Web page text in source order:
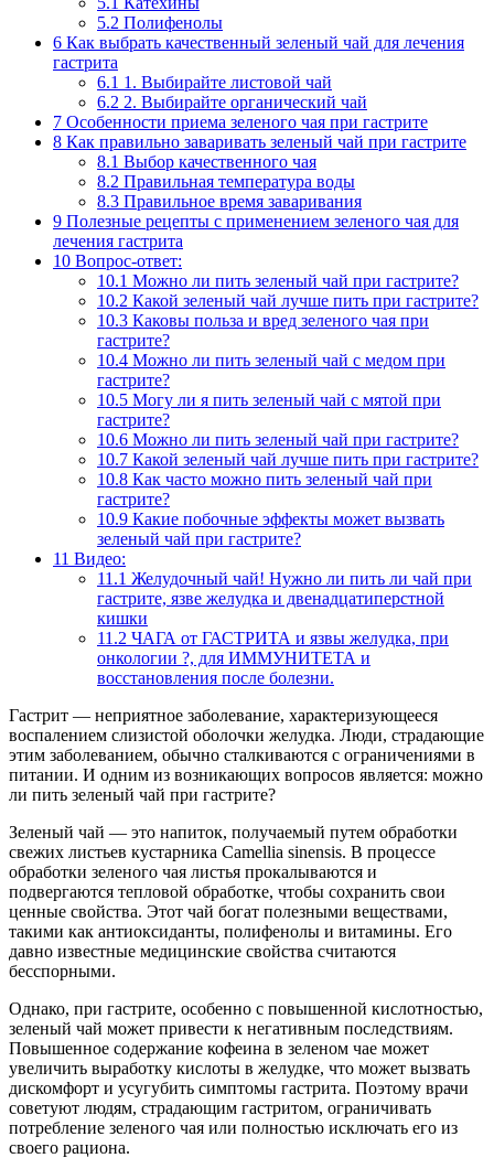
5.2 Полифенолы
6 Как выбрать качественный зеленый чай для лечения
гастрита
6.1 1. Выбирайте листовой чай
6.2 2. Выбирайте органический чай
7 Особенности приема зеленого чая при гастрите
8 Как правильно заваривать зеленый чай при гастрите
8.1 Выбор качественного чая
8.2 Правильная температура воды
8.3 Правильное время заваривания
9 Полезные рецепты с применением зеленого чая для
лечения гастрита
10 Вопрос-ответ:
10.1 Можно ли пить зеленый чай при гастрите?
10.2 Какой зеленый чай лучше пить при гастрите?
10.3 Каковы польза и вред зеленого чая при
гастрите?
10.4 Можно ли пить зеленый чай с медом при
гастрите?
10.5 Могу ли я пить зеленый чай с мятой при
гастрите?
10.6 Можно ли пить зеленый чай при гастрите?
10.7 Какой зеленый чай лучше пить при гастрите?
10.8 Как часто можно пить зеленый чай при
гастрите?
10.9 Какие побочные эффекты может вызвать
зеленый чай при гастрите?
11 Видео:
11.1 Желудочный чай! Нужно ли пить ли чай при
гастрите, язве желудка и двенадцатиперстной
кишки
11.2 ЧАГА от ГАСТРИТА и язвы желудка, при
онкологии ?, для ИММУНИТЕТА и
восстановления после болезни.
Гастрит — неприятное заболевание, характеризующееся
воспалением слизистой оболочки желудка. Люди, страдающие
этим заболеванием, обычно сталкиваются с ограничениями в
питании. И одним из возникающих вопросов является: можно
ли пить зеленый чай при гастрите?
Зеленый чай — это напиток, получаемый путем обработки
свежих листьев кустарника Camellia sinensis. В процессе
обработки зеленого чая листья прокалываются и
подвергаются тепловой обработке, чтобы сохранить свои
ценные свойства. Этот чай богат полезными веществами,
такими как антиоксиданты, полифенолы и витамины. Его
давно известные медицинские свойства считаются
бесспорными.
Однако, при гастрите, особенно с повышенной кислотностью,
зеленый чай может привести к негативным последствиям.
Повышенное содержание кофеина в зеленом чае может
увеличить выработку кислоты в желудке, что может вызвать
дискомфорт и усугубить симптомы гастрита. Поэтому врачи
советуют людям, страдающим гастритом, ограничивать
потребление зеленого чая или полностью исключать его из
своего рациона.